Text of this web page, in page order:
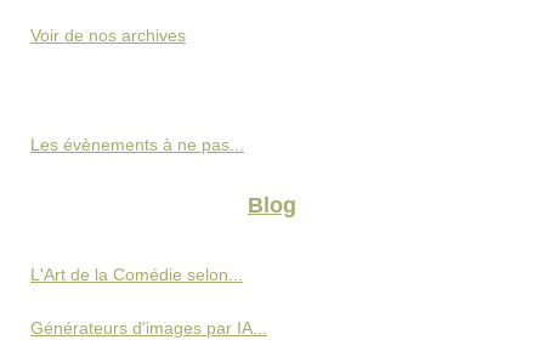
Voir de nos archives
Les évènements à ne pas...
Blog
L'Art de la Comédie selon...
Générateurs d'images par IA...